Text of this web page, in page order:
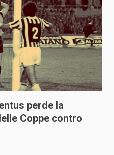
perde la
Coppe contro